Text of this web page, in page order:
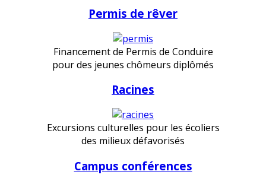
Permis de rêver
Financement de Permis de Conduire
pour des jeunes chômeurs diplômés
Racines
Excursions culturelles pour les écoliers
des milieux défavorisés
Campus conférences